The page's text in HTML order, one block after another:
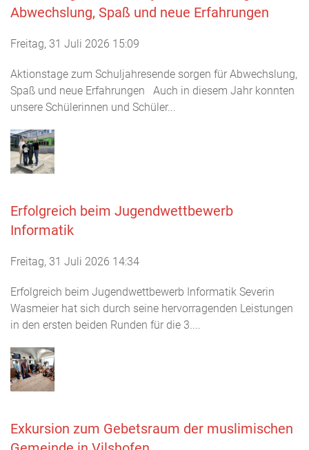
Abwechslung, Spaß und neue Erfahrungen
Freitag, 31 Juli 2026 15:09
Aktionstage zum Schuljahresende sorgen für Abwechslung,
Spaß und neue Erfahrungen Auch in diesem Jahr konnten
unsere Schülerinnen und Schüler...
Erfolgreich beim Jugendwettbewerb
Informatik
Freitag, 31 Juli 2026 14:34
Erfolgreich beim Jugendwettbewerb Informatik Severin
Wasmeier hat sich durch seine hervorragenden Leistungen
in den ersten beiden Runden für die 3....
Exkursion zum Gebetsraum der muslimischen